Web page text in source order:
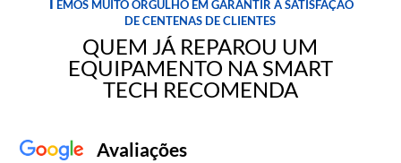
de centenas de clientes
QUEM JÁ REPAROU UM
EQUIPAMENTO NA SMART
TECH RECOMENDA
Avaliações